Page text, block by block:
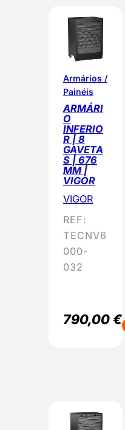
Armários /
Painéis
ARMÁRI
O
INFERIO
R | 8
GAVETA
S | 676
MM |
VIGOR
VIGOR
REF:
TECNV6
000-
032
790,00€